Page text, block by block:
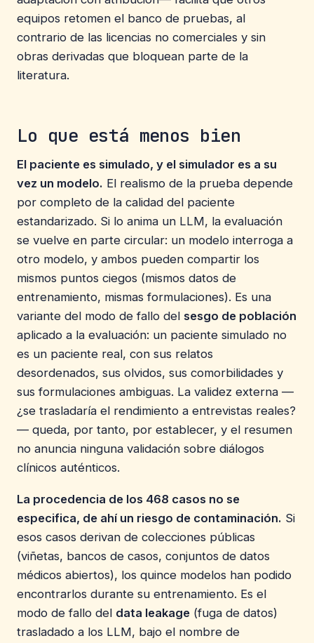
equipos retomen el banco de pruebas, al
contrario de las licencias no comerciales y sin
obras derivadas que bloquean parte de la
literatura.
Lo que está menos bien
El paciente es simulado, y el simulador es a su
vez un modelo. El realismo de la prueba depende
por completo de la calidad del paciente
estandarizado. Si lo anima un LLM, la evaluación
se vuelve en parte circular: un modelo interroga a
otro modelo, y ambos pueden compartir los
mismos puntos ciegos (mismos datos de
entrenamiento, mismas formulaciones). Es una
variante del modo de fallo del sesgo de población
aplicado a la evaluación: un paciente simulado no
es un paciente real, con sus relatos
desordenados, sus olvidos, sus comorbilidades y
sus formulaciones ambiguas. La validez externa —
¿se trasladaría el rendimiento a entrevistas reales?
— queda, por tanto, por establecer, y el resumen
no anuncia ninguna validación sobre diálogos
clínicos auténticos.
La procedencia de los 468 casos no se
especifica, de ahí un riesgo de contaminación. Si
esos casos derivan de colecciones públicas
(viñetas, bancos de casos, conjuntos de datos
médicos abiertos), los quince modelos han podido
encontrarlos durante su entrenamiento. Es el
modo de fallo del data leakage (fuga de datos)
trasladado a los LLM, bajo el nombre de